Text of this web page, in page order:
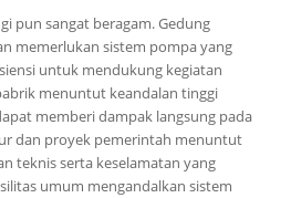
pun sangat beragam. Gedung
memerlukan sistem pompa yang
untuk mendukung kegiatan
menuntut keandalan tinggi
memberi dampak langsung pada
dan proyek pemerintah menuntut
teknis serta keselamatan yang
umum mengandalkan sistem